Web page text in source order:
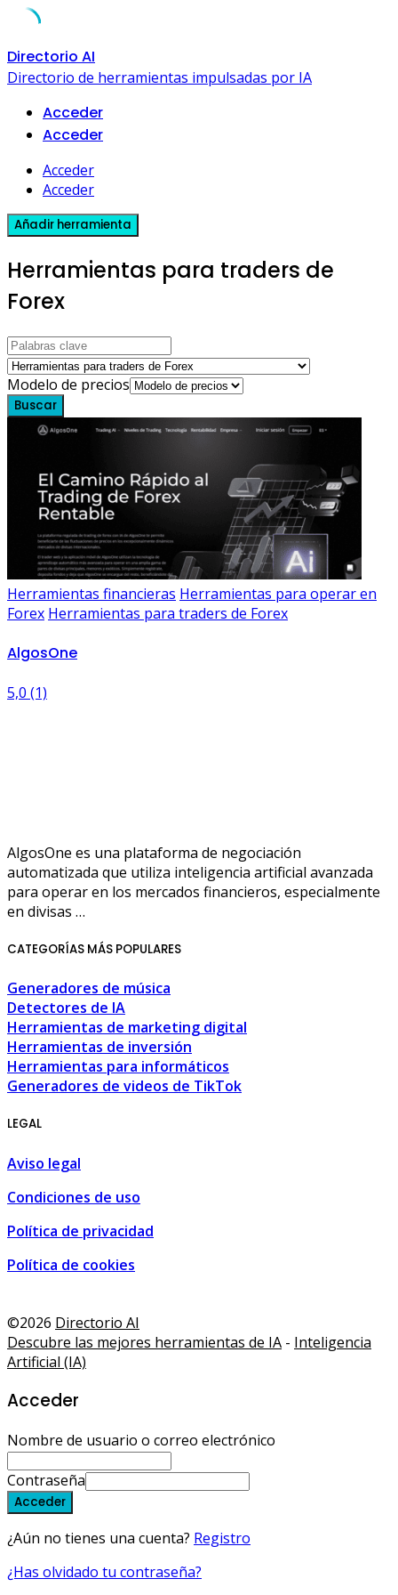
Skip
to
Directorio AI
Directorio de herramientas impulsadas por IA
Acceder
Acceder
Acceder
Acceder
Añadir herramienta
Herramientas para traders de
Forex
Modelo de precios
Buscar
Herramientas financieras Herramientas para operar en
Forex Herramientas para traders de Forex
AlgosOne
5,0 (1)
AlgosOne es una plataforma de negociación
automatizada que utiliza inteligencia artificial avanzada
para operar en los mercados financieros, especialmente
en divisas …
CATEGORÍAS MÁS POPULARES
Generadores de música
Detectores de IA
Herramientas de marketing digital
Herramientas de inversión
Herramientas para informáticos
Generadores de videos de TikTok
LEGAL
Aviso legal
Condiciones de uso
Política de privacidad
Política de cookies
©2026 Directorio AI
Descubre las mejores herramientas de IA - Inteligencia
Artificial (IA)
Acceder
Nombre de usuario o correo electrónico
Contraseña
Acceder
¿Aún no tienes una cuenta? Registro
¿Has olvidado tu contraseña?